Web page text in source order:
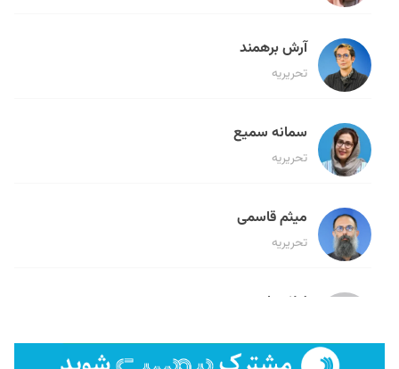
آرش برهمند
تحریریه
سمانه سمیع
تحریریه
میثم قاسمی
تحریریه
لیلا حنارود